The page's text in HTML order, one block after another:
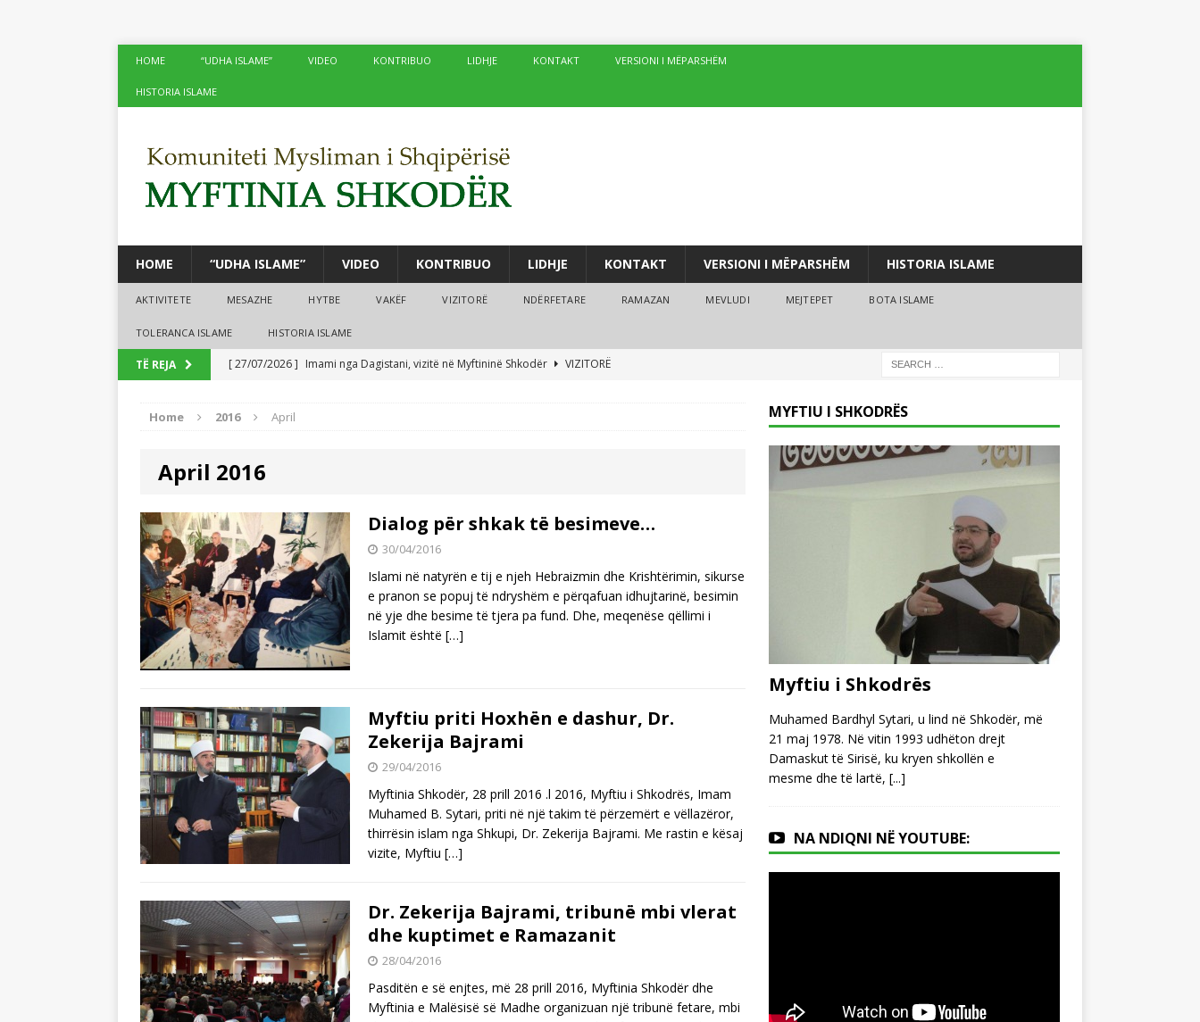
HOME “UDHA ISLAME” VIDEO KONTRIBUO LIDHJE KONTAKT VERSIONI I MËPARSHËM
HISTORIA ISLAME
HOME “UDHA ISLAME” VIDEO KONTRIBUO LIDHJE KONTAKT VERSIONI I MËPARSHËM HISTORIA ISLAME
AKTIVITETE MESAZHE HYTBE VAKËF VIZITORË NDËRFETARE RAMAZAN MEVLUDI MEJTEPET BOTA ISLAME
TOLERANCA ISLAME HISTORIA ISLAME
TË REJA [ 27/07/2026 ] Imami nga Dagistani, vizitë në Myftininë Shkodër
VIZITORË
[ 24/07/2026 ]
[ 22/07/2026 ]
[ 06/08/2026 ] Myftiu i Shkodrës, mesazh kundër keqpërdorimit të termave të besimit dhe fesë!
AKTUALITET
Home 2016 April
April 2016
Dialog për shkak të besimeve…
30/04/2016
Islami në natyrën e tij e njeh Hebraizmin dhe Krishtërimin, sikurse
e pranon se popuj të ndryshëm e përqafuan idhujtarinë, besimin
në yje dhe besime të tjera pa fund. Dhe, meqenëse qëllimi i
Islamit është […]
Myftiu priti Hoxhën e dashur, Dr.
Zekerija Bajrami
29/04/2016
Myftinia Shkodër, 28 prill 2016 .l 2016, Myftiu i Shkodrës, Imam
Muhamed B. Sytari, priti në një takim të përzemërt e vëllazëror,
thirrësin islam nga Shkupi, Dr. Zekerija Bajrami. Me rastin e kësaj
vizite, Myftiu […]
Dr. Zekerija Bajrami, tribunë mbi vlerat
dhe kuptimet e Ramazanit
28/04/2016
Pasditën e së enjtes, më 28 prill 2016, Myftinia Shkodër dhe
Myftinia e Malësisë së Madhe organizuan një tribunë fetare, mbi
MYFTIU I SHKODRËS
Myftiu i Shkodrës
Muhamed Bardhyl Sytari, u lind në Shkodër, më
21 maj 1978. Në vitin 1993 udhëton drejt
Damaskut të Sirisë, ku kryen shkollën e
mesme dhe të lartë, [...]
NA NDIQNI NË YOUTUBE: